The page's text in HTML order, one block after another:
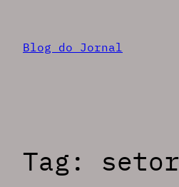
Blog do Jornal
Tag: setor